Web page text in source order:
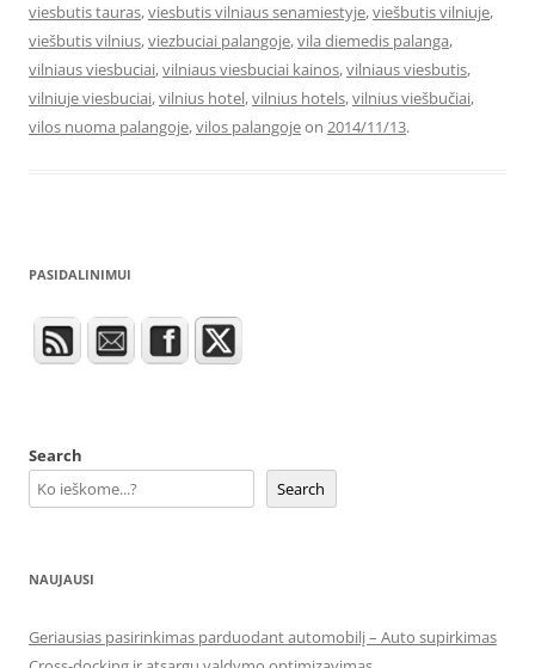
viesbutis tauras,viesbutis vilniaus senamiestyje,viešbutis vilniuje,
viešbutis vilnius,viezbuciai palangoje,vila diemedis palanga,
vilniaus viesbuciai,vilniaus viesbuciai kainos,vilniaus viesbutis,
vilniuje viesbuciai,vilnius hotel,vilnius hotels,vilnius viešbučiai,
vilos nuoma palangoje,vilos palangojeon 2014/11/13.
PASIDALINIMUI
Search
Search
NAUJAUSI
Geriausias pasirinkimas parduodant automobilį – Auto supirkimas